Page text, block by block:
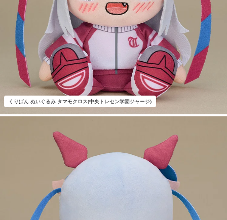
くりぱん ぬいぐるみ タマモクロス(中央トレセン学園ジャージ)